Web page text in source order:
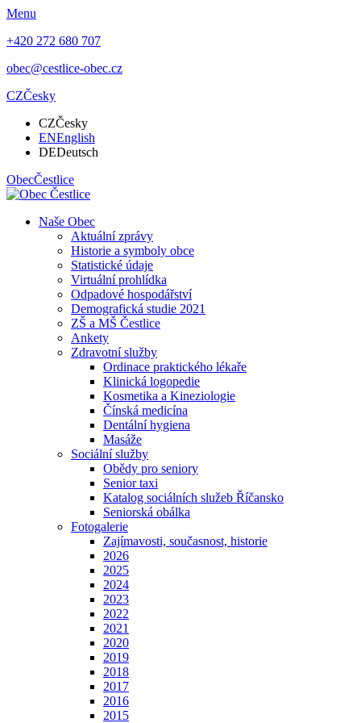
Menu
+420 272 680 707
obec@cestlice-obec.cz
CZČesky
CZČesky
ENEnglish
DEDeutsch
ObecČestlice
Naše Obec
Aktuální zprávy
Historie a symboly obce
Statistické údaje
Virtuální prohlídka
Odpadové hospodářství
Demografická studie 2021
ZŠ a MŠ Čestlice
Ankety
Zdravotní služby
Ordinace praktického lékaře
Klinická logopedie
Kosmetika a Kineziologie
Čínská medicína
Dentální hygiena
Masáže
Sociální služby
Obědy pro seniory
Senior taxi
Katalog sociálních služeb Říčansko
Seniorská obálka
Fotogalerie
Zajímavosti, současnost, historie
2026
2025
2024
2023
2022
2021
2020
2019
2018
2017
2016
2015